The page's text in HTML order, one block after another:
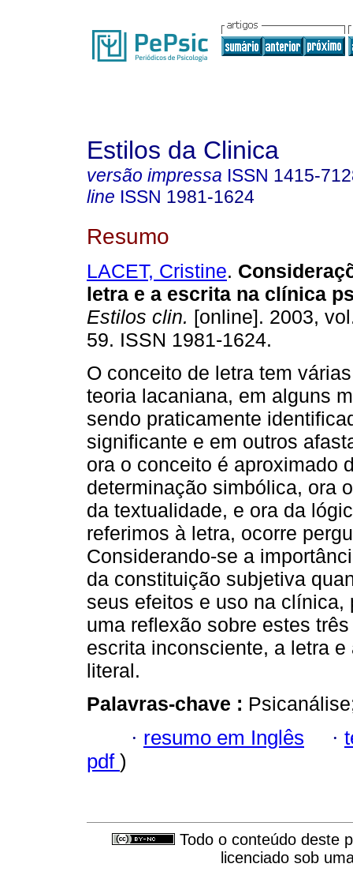
Estilos da Clinica
versão impressa ISSN 1415-
line ISSN 1981-1624
Resumo
LACET, Cristine.
letra e a escrita na clínica
Estilos clin. [online]. 2003,
59. ISSN 1981-1624.
O conceito de letra tem
teoria lacaniana, em alguns
sendo praticamente
significante e em outros
ora o conceito é aproximado
determinação simbólica, ora
da textualidade, e ora da
referimos à letra, ocorre
Considerando-se a
da constituição subjetiva
seus efeitos e uso na clínica,
uma reflexão sobre estes
escrita inconsciente, a letra
literal.
Palavras-chave :
· resumo em Inglês ·
pdf )
Todo o conteúdo deste
licenciado sob